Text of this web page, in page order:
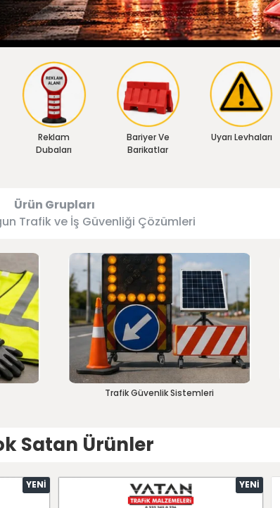
Reklam
Dubaları
Bariyer Ve
Barikatlar
Uyarı Levhaları
Ürün Grupları
Trafik ve İş Güvenliği Çözümleri
Trafik Güvenlik Sistemleri
Satan Ürünler
YENI YENI